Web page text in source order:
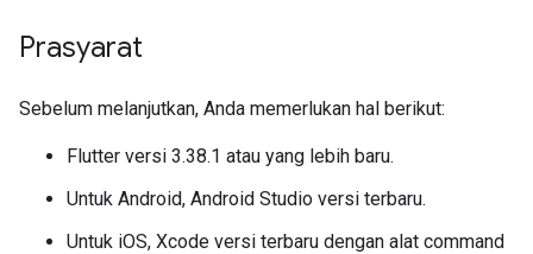
Prasyarat
Sebelum melanjutkan, Anda memerlukan hal berikut:
Flutter versi 3.38.1 atau yang lebih baru.
Untuk Android, Android Studio versi terbaru.
Untuk iOS, Xcode versi terbaru dengan alat command